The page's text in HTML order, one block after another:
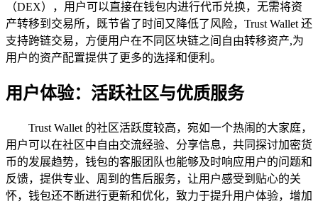
（DEX），用户可以直接在钱包内进行代币兑换，无需将资
产转移到交易所，既节省了时间又降低了风险，Trust Wallet 还
支持跨链交易，方便用户在不同区块链之间自由转移资产,为
用户的资产配置提供了更多的选择和便利。
用户体验：活跃社区与优质服务
Trust Wallet 的社区活跃度较高，宛如一个热闹的大家庭，
用户可以在社区中自由交流经验、分享信息，共同探讨加密货
币的发展趋势，钱包的客服团队也能够及时响应用户的问题和
反馈，提供专业、周到的售后服务，让用户感受到贴心的关
怀，钱包还不断进行更新和优化，致力于提升用户体验，增加